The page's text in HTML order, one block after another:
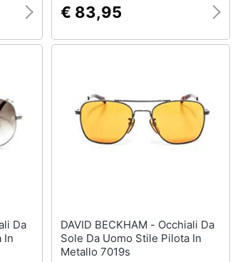
€ 83,95
In
DAVID BECKHAM - Occhiali Da
Sole Da Uomo Stile Pilota In
Metallo 7019s